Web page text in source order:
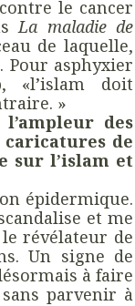
le cancer
La maladie de
de laquelle,
Pour asphyxier
«l’islam doit
»
des
de
sur l’islam et
épidermique.
et me
révélateur de
Un signe de
à faire
parvenir à